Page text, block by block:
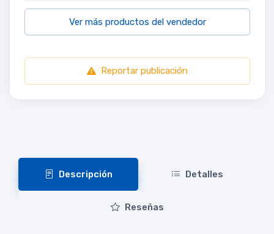
Ver más productos del vendedor
Reportar publicación
Descripción Detalles
Reseñas